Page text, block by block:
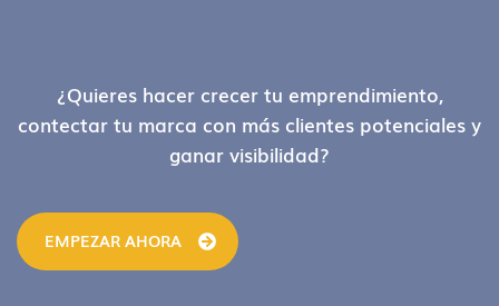
Footer¿Quieres hacer crecer tu emprendimiento,
contectar tu marca con más clientes potenciales y
ganar visibilidad?
EMPEZAR AHORA